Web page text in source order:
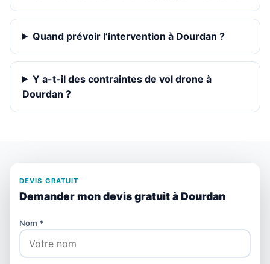
Quand prévoir l’intervention à Dourdan ?
Y a-t-il des contraintes de vol drone à
Dourdan ?
DEVIS GRATUIT
Demander mon devis gratuit à Dourdan
Nom *